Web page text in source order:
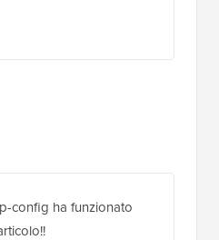
config ha funzionato